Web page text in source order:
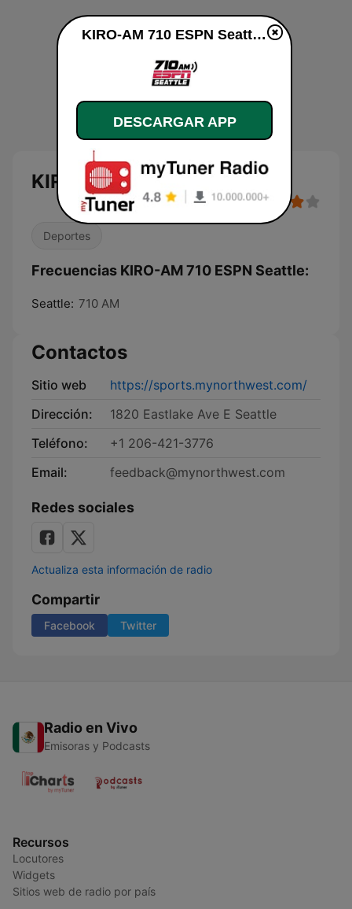
KIRO-AM 710 ESPN Seattle
Deportes
Frecuencias KIRO-AM 710 ESPN Seattle:
Seattle: 710 AM
Contactos
Sitio web
https://sports.mynorthwest.com/
Dirección:
1820 Eastlake Ave E Seattle
Teléfono:
+1 206-421-3776
Email:
feedback@mynorthwest.com
Redes sociales
Actualiza esta información de radio
Compartir
Facebook Twitter
Radio en Vivo
Emisoras y Podcasts
Recursos
Locutores
Widgets
Sitios web de radio por país
KIRO-AM 710 ESPN Seattle en vivo
DESCARGAR APP